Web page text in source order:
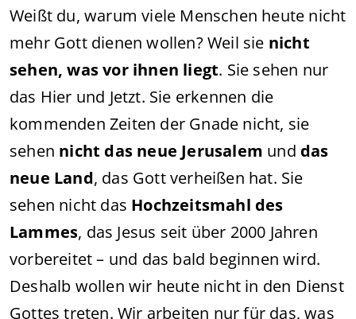
Weißt du, warum viele Menschen heute nicht
mehr Gott dienen wollen? Weil sie nicht
sehen, was vor ihnen liegt. Sie sehen nur
das Hier und Jetzt. Sie erkennen die
kommenden Zeiten der Gnade nicht, sie
sehen nicht das neue Jerusalem und das
neue Land, das Gott verheißen hat. Sie
sehen nicht das Hochzeitsmahl des
Lammes, das Jesus seit über 2000 Jahren
vorbereitet – und das bald beginnen wird.
Deshalb wollen wir heute nicht in den Dienst
Gottes treten. Wir arbeiten nur für das, was